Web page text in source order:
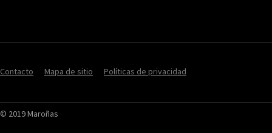
Contacto Mapa de sitio Políticas de privacidad
© 2019 Maroñas